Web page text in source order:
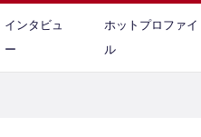
インタビュ
ー
ホットプロファイ
ル